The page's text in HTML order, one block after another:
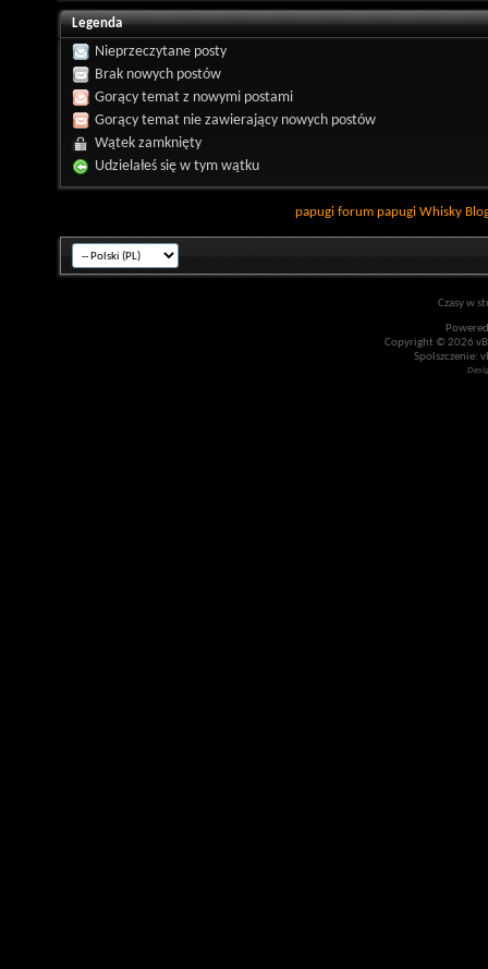
Legenda
Nieprzeczytane posty
Brak nowych postów
Gorący temat z nowymi postami
Gorący temat nie zawierający nowych postów
Wątek zamknięty
Udzielałeś się w tym wątku
papugi forum papugi Whisky
Czasy w
Copyright © 2026
Spolszczenie: